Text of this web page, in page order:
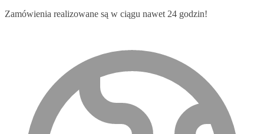
Zamówienia realizowane są w ciągu nawet 24 godzin!